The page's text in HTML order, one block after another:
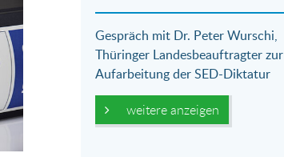
Gespräch mit Dr. Peter Wurschi,
Thüringer Landesbeauftragter zur
Aufarbeitung der SED-Diktatur
weitere anzeigen